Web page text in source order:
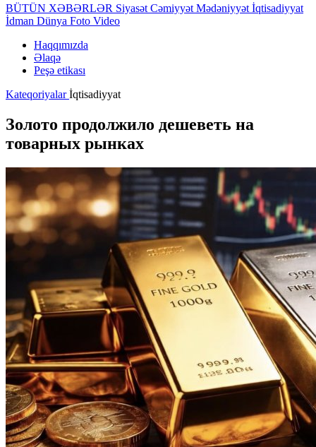
BÜTÜN XƏBƏRLƏR Siyasət Cəmiyyət Mədəniyyət İqtisadiyyat
İdman Dünya Foto Video
Haqqımızda
Əlaqə
Peşə etikası
Kateqoriyalarİqtisadiyyat
Золото продолжило дешеветь на
товарных рынках